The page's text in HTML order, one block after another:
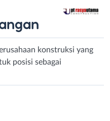
konstruksi yang
posisi sebagai